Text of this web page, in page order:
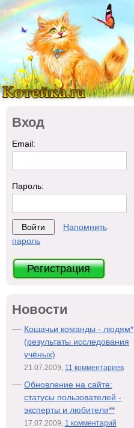
Вход
Email:
Пароль:
Напомнить
пароль
Регистрация
Новости
Кошачьи команды - людям*
(результаты исследования
учёных)
21.07.2009, 11 комментариев
Обновление на сайте:
статусы пользователей -
эксперты и любители**
17.07.2009, 1 комментарий